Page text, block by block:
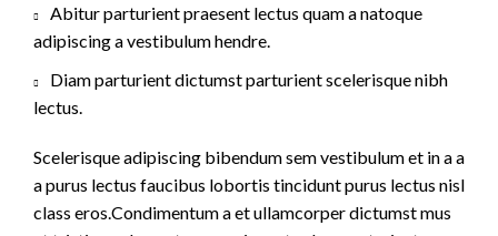
Abitur parturient praesent lectus quam a natoque
adipiscing a vestibulum hendre.
Diam parturient dictumst parturient scelerisque nibh
lectus.
Scelerisque adipiscing bibendum sem vestibulum et in a a
a purus lectus faucibus lobortis tincidunt purus lectus nisl
class eros.Condimentum a et ullamcorper dictumst mus